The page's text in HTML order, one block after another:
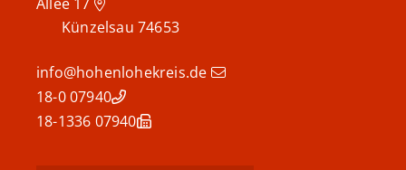
74653
Künzelsau
info@hohenlohekreis.de
07940 18-0
07940 18-1336